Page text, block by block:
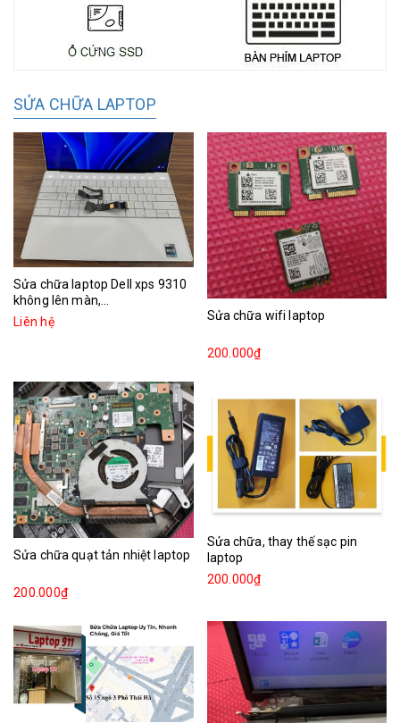
SỬA CHỮA LAPTOP
Sửa chữa laptop Dell xps 9310
không lên màn,...
Liên hệ
Sửa chữa wifi laptop
200.000₫
Sửa chữa quạt tản nhiệt laptop
200.000₫
Sửa chữa, thay thế sạc pin
laptop
200.000₫